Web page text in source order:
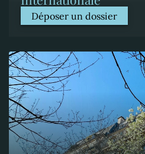
Déposer un dossier